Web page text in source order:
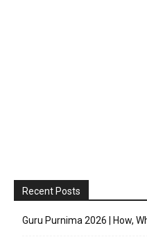
Recent Posts
Guru Purnima 2026 | How,